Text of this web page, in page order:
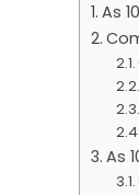
As
As